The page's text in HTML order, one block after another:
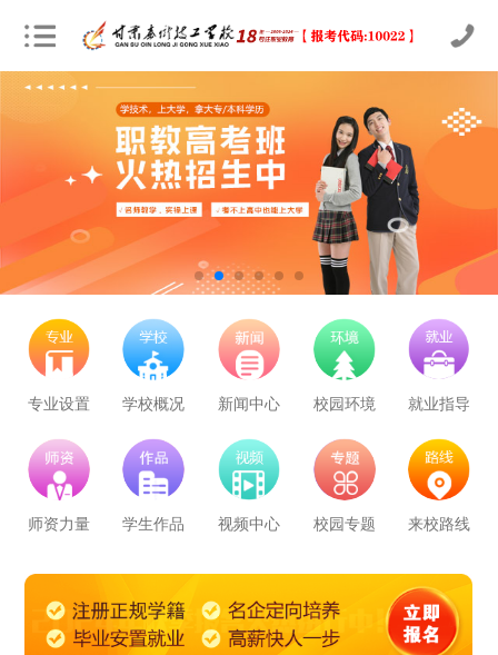
专业设置 学校概况 新闻中心 校园环境 就业指导
师资力量 学生作品 视频中心 校园专题 来校路线
学校里面的漂亮女孩子多不多呀
报名要带哪些东西
毕业以后的就业率怎么样呀
农业机械运维 30 25 技能证书+学历证书 立即预约
通信运营服务 30 25 技能证书+学历证书 立即预约
计算机应用与维修 50 41 技能证书+学历证书 立即预约
幼儿教育 150 123 技能证书+学历证书 立即预约
轨道交通车辆运检 50 41 技能证书+学历证书 立即预约
铁路客运服务 150 123 技能证书+学历证书 立即预约
新能源汽车技术 150 123 技能证书+学历证书 立即预约
立即预约
电梯工程技术 30 25 技能证书+学历证书 立即预约